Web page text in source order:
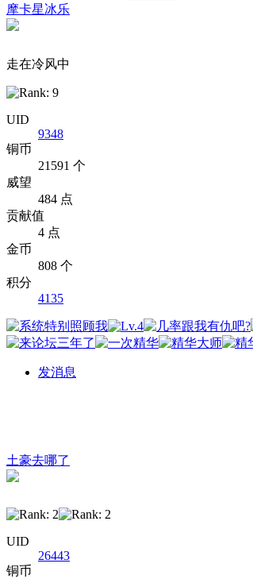
摩卡星冰乐
走在冷风中
UID
9348
铜币
21591 个
威望
484 点
贡献值
4 点
金币
808 个
积分
4135
发消息
土豪去哪了
UID
26443
铜币